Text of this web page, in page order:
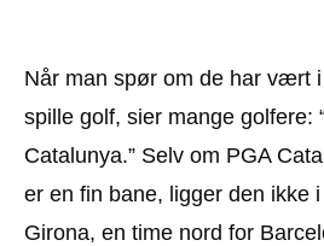
Når man spør om de har vært
spille golf, sier mange golfere:
Catalunya.” Selv om PGA
er en fin bane, ligger den ikke
Girona, en time nord for